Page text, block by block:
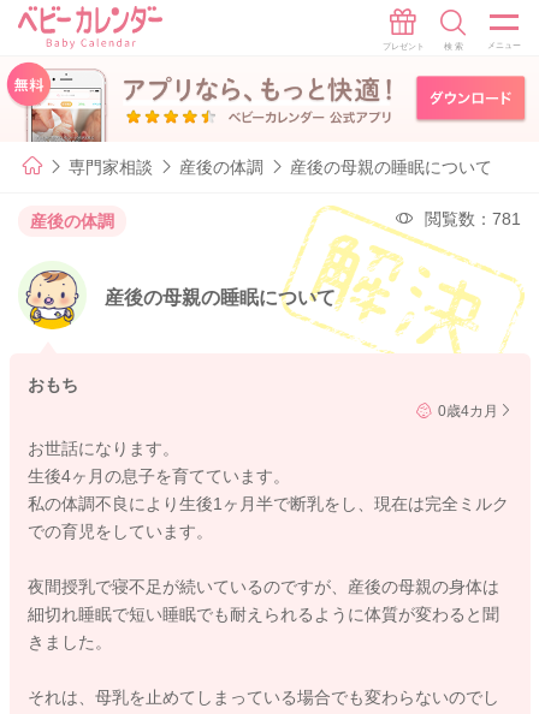
専門家相談 産後の体調 産後の母親の睡眠について
産後の体調 閲覧数：781
産後の母親の睡眠について
おもち
0歳4カ月
お世話になります。
生後4ヶ月の息子を育てています。
私の体調不良により生後1ヶ月半で断乳をし、現在は完全ミルク
での育児をしています。
夜間授乳で寝不足が続いているのですが、産後の母親の身体は
細切れ睡眠で短い睡眠でも耐えられるように体質が変わると聞
きました。
それは、母乳を止めてしまっている場合でも変わらないのでし